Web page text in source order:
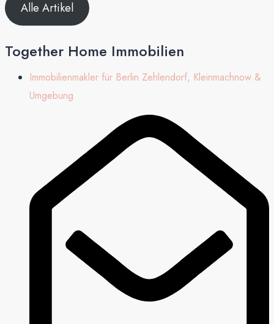
Alle Artikel
Together Home Immobilien
Immobilienmakler für Berlin Zehlendorf, Kleinmachnow &
Umgebung